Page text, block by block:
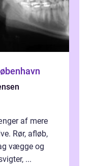
af mere
Rør, afløb,
vægge og
...